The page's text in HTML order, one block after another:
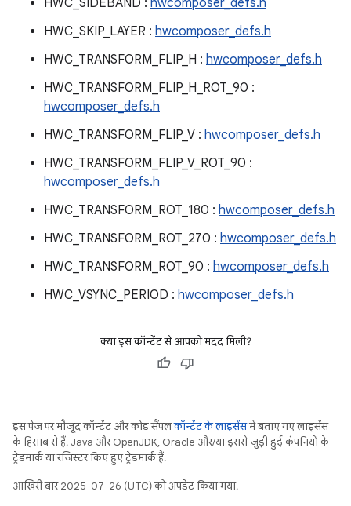
HWC_SIDEBAND : hwcomposer_defs.h
HWC_SKIP_LAYER : hwcomposer_defs.h
HWC_TRANSFORM_FLIP_H : hwcomposer_defs.h
HWC_TRANSFORM_FLIP_H_ROT_90 :
hwcomposer_defs.h
HWC_TRANSFORM_FLIP_V : hwcomposer_defs.h
HWC_TRANSFORM_FLIP_V_ROT_90 :
hwcomposer_defs.h
HWC_TRANSFORM_ROT_180 : hwcomposer_defs.h
HWC_TRANSFORM_ROT_270 : hwcomposer_defs.h
HWC_TRANSFORM_ROT_90 : hwcomposer_defs.h
HWC_VSYNC_PERIOD : hwcomposer_defs.h
क्या इस कॉन्टेंट से आपको मदद मिली?
इस पेज पर मौजूद कॉन्टेंट और कोड सैंपलकॉन्टेंट के लाइसेंसमें बताए गए लाइसेंस
के हिसाब से हैं. Java और OpenJDK, Oracle और/या इससे जुड़ी हुई कंपनियों के
ट्रेडमार्क या रजिस्टर किए हुए ट्रेडमार्क हैं.
आखिरी बार 2025-07-26 (UTC) को अपडेट किया गया.